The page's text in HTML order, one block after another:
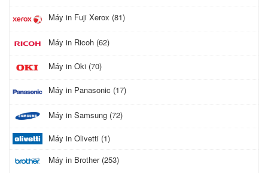
Máy in Fuji Xerox (81)
Máy in Ricoh (62)
Máy in Oki (70)
Máy in Panasonic (17)
Máy in Samsung (72)
Máy in Olivetti (1)
Máy in Brother (253)